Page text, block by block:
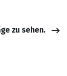
zu sehen.